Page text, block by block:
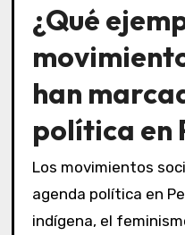
¿Qué
han
política en
Los movimientos
agenda política en
indígena, el